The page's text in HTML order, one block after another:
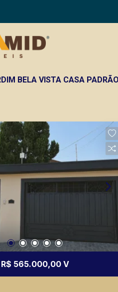
BELA VISTA CASA
R$ 565.000,00 V